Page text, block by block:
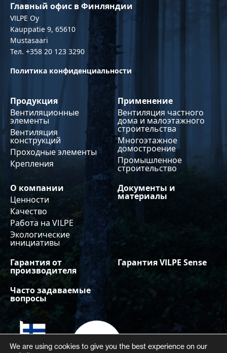
Главный офис в Финляндии
VILPE Oy
Kauppatie 9, 65610
Mustasaari
Тел. +358 20 123 3290
Политика конфиденциальности
Продукция
Вентиляционные
элементы
Вентиляция
конструкций
Проходные элементы
Крепления
Применение
Вентиляция частного
дома и малоэтажного
строительства
Многоэтажное
домостроение
Промышленное
строительство
О компании
Ценности
Качество
Работа на VILPE
Экологические
инициативы
Документы и
материалы
Гарантия от
производителя
Гарантия VILPE Sense
Часто задаваемые
вопросы
We are using cookies to give you the best experience on our